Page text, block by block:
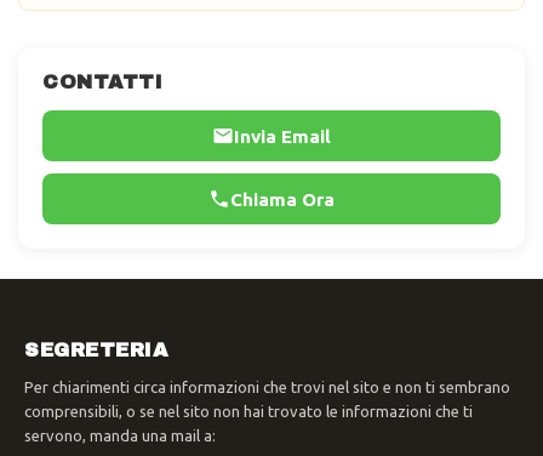
CONTATTI
Invia Email
Chiama Ora
SEGRETERIA
Per chiarimenti circa informazioni che trovi nel sito e non ti sembrano
comprensibili, o se nel sito non hai trovato le informazioni che ti
servono, manda una mail a: